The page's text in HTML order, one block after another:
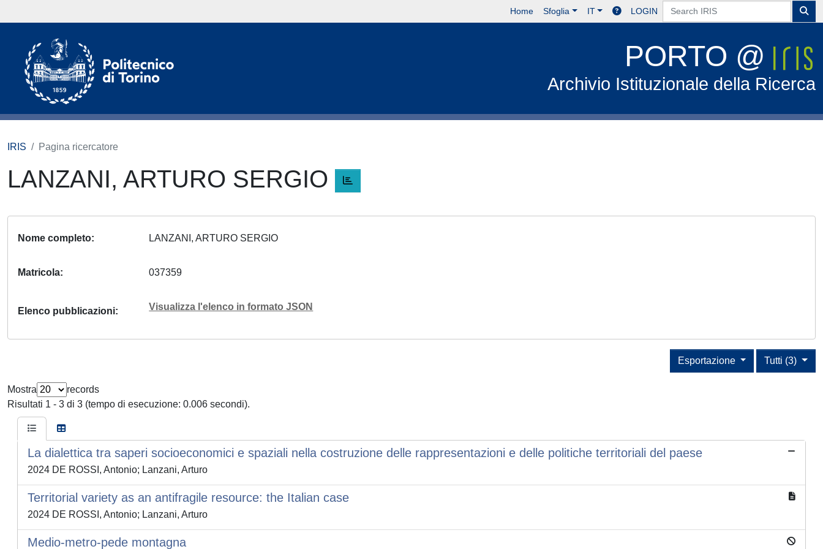
Home Sfoglia IT LOGIN
PORTO @
Archivio Istituzionale della Ricerca
IRIS Pagina ricercatore
LANZANI, ARTURO SERGIO
Nome completo LANZANI, ARTURO SERGIO
Matricola 037359
Elenco pubblicazioni Visualizza l'elenco in formato JSON
Tutti (3)
Esportazione
Mostra
records
Risultati 1 - 3 di 3 (tempo di esecuzione: 0.006 secondi).
La dialettica tra saperi socioeconomici e spaziali nella costruzione delle rappresentazioni e delle politiche territoriali del paese
2024 DE ROSSI, Antonio; Lanzani, Arturo
Territorial variety as an antifragile resource: the Italian case
2024 DE ROSSI, Antonio; Lanzani, Arturo
Medio-metro-pede montagna